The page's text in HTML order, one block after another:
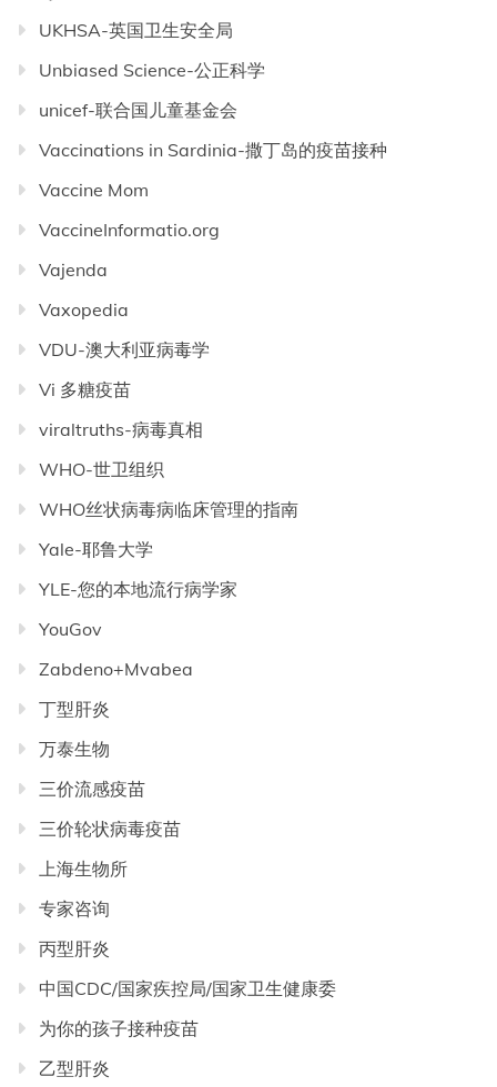
UKHSA-英国卫生安全局
Unbiased Science-公正科学
unicef-联合国儿童基金会
Vaccinations in Sardinia-撒丁岛的疫苗接种
Vaccine Mom
VaccineInformatio.org
Vajenda
Vaxopedia
VDU-澳大利亚病毒学
Vi 多糖疫苗
viraltruths-病毒真相
WHO-世卫组织
WHO丝状病毒病临床管理的指南
Yale-耶鲁大学
YLE-您的本地流行病学家
YouGov
Zabdeno+Mvabea
丁型肝炎
万泰生物
三价流感疫苗
三价轮状病毒疫苗
上海生物所
专家咨询
丙型肝炎
中国CDC/国家疾控局/国家卫生健康委
为你的孩子接种疫苗
乙型肝炎